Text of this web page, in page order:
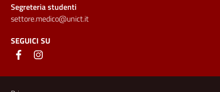
Segreteria studenti
settore.medico@unict.it
SEGUICI SU
Link e informazioni utili